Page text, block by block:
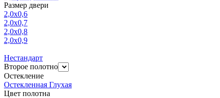
Размер двери
2,0х0,6
2,0х0,7
2,0х0,8
2,0х0,9
Нестандарт
Второе полотно
Остекление
Остекленная Глухая
Цвет полотна